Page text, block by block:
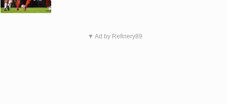
▼ Ad by Refinery89